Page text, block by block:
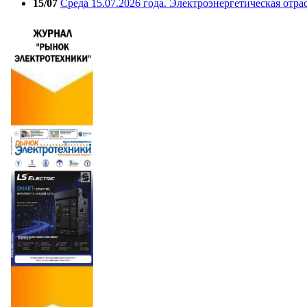
15/07 Среда 15.07.2026 года. Электроэнергетическая